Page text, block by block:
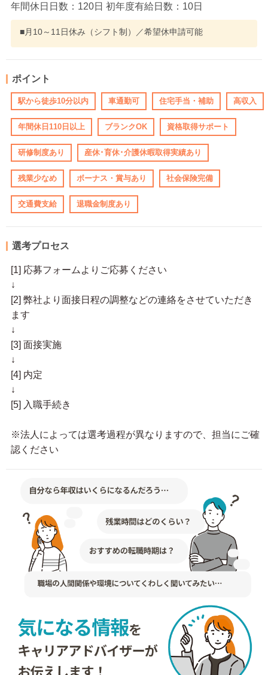
年間休日日数：120日 初年度有給日数：10日
■月10～11日休み（シフト制）／希望休申請可能
ポイント
駅から徒歩10分以内 車通勤可 住宅手当・補助 高収入
年間休日110日以上 ブランクOK 資格取得サポート
研修制度あり 産休･育休･介護休暇取得実績あり
残業少なめ ボーナス・賞与あり 社会保険完備
交通費支給 退職金制度あり
選考プロセス
[1] 応募フォームよりご応募ください
↓
[2] 弊社より面接日程の調整などの連絡をさせていただき
ます
↓
[3] 面接実施
↓
[4] 内定
↓
[5] 入職手続き
※法人によっては選考過程が異なりますので、担当にご確
認ください